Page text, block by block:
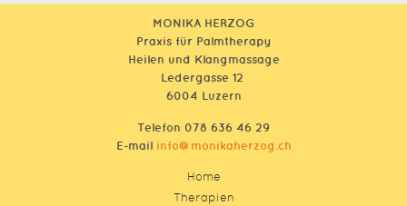
MONIKA HERZOG
Praxis für Palmtherapy
Heilen und Klangmassage
Ledergasse 12
6004 Luzern
Telefon 078 636 46 29
E-mail info@monikaherzog.ch
Home
Therapien